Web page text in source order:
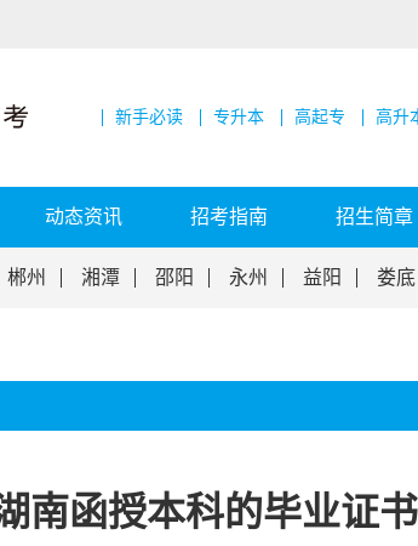
新手必读 专升本 高起专 高升
动态资讯 招考指南 招生简章
郴州 湘潭 邵阳 永州 益阳 娄底
南函授本科的毕业证书